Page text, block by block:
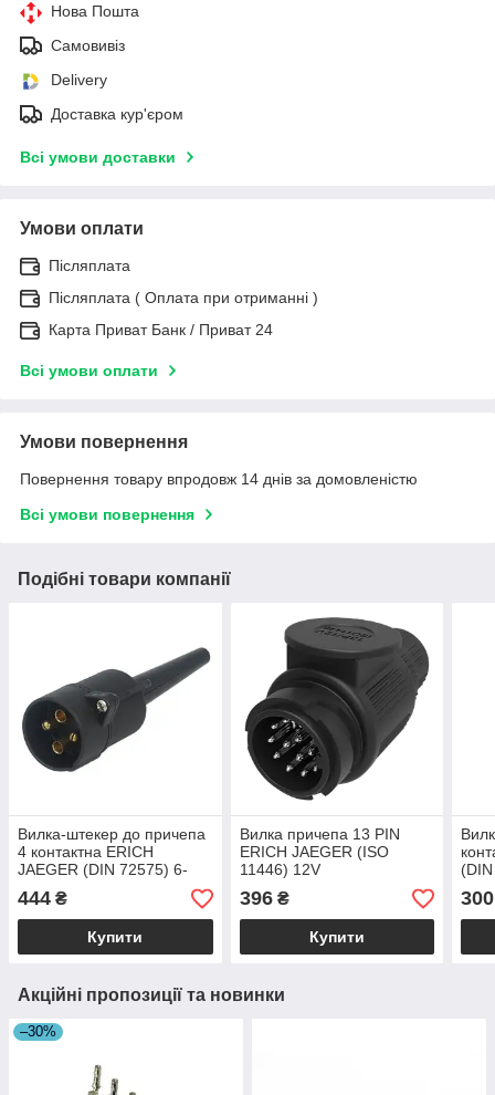
Нова Пошта
Самовивіз
Delivery
Доставка кур'єром
Всі умови доставки
Умови оплати
Післяплата
Післяплата ( Оплата при отриманні )
Карта Приват Банк / Приват 24
Всі умови оплати
Умови повернення
Повернення товару впродовж 14 днів за домовленістю
Всі умови повернення
Подібні товари компанії
Вилка-штекер до причепа
4 контактна ERICH
JAEGER (DIN 72575) 6-
24V
444 ₴
Купити
Вилка причепа 13 PIN
ERICH JAEGER (ISO
11446) 12V
396₴
Купити
300
Акційні пропозиції та новинки
–30%